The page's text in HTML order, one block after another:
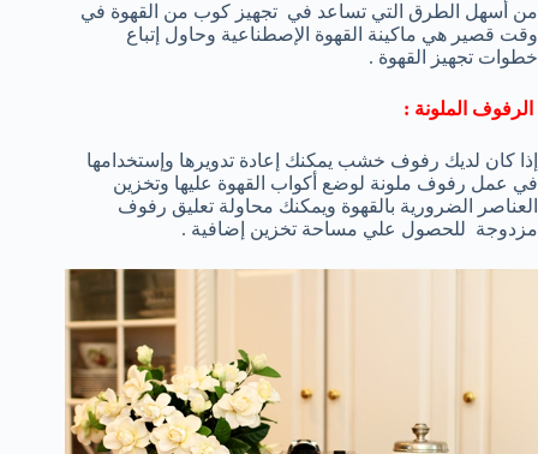
من أسهل الطرق التي تساعد في تجهيز كوب من القهوة في
وقت قصير هي ماكينة القهوة الإصطناعية وحاول إتباع
خطوات تجهيز القهوة .
الرفوف الملونة :
إذا كان لديك رفوف خشب يمكنك إعادة تدويرها وإستخدامها
في عمل رفوف ملونة لوضع أكواب القهوة عليها وتخزين
العناصر الضرورية بالقهوة ويمكنك محاولة تعليق رفوف
مزدوجة للحصول علي مساحة تخزين إضافية .